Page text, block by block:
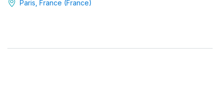
Paris, France (France)